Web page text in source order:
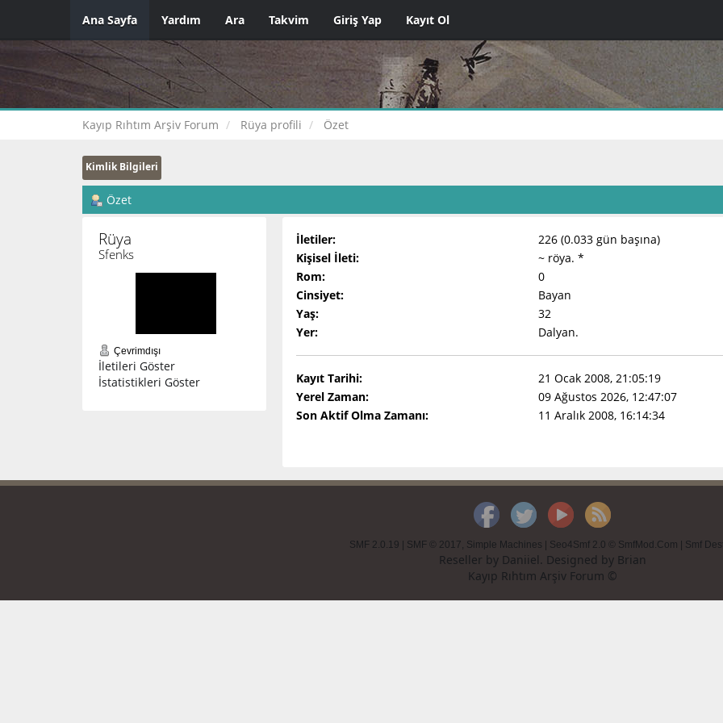
Ana Sayfa Yardım Ara Takvim Giriş Yap Kayıt Ol
Kayıp Rıhtım Arşiv Forum Rüya profili Özet
Kimlik Bilgileri
Özet
Rüya
Sfenks
Çevrimdışı
İletileri Göster
İstatistikleri Göster
İletiler:
226 (0.033 gün başına)
Kişisel İleti:
~ röya. *
Rom:
0
Cinsiyet:
Bayan
Yaş:
32
Yer:
Dalyan.
Kayıt Tarihi:
21 Ocak 2008, 21:05:19
Yerel Zaman:
09 Ağustos 2026, 12:47:07
Son Aktif Olma Zamanı:
11 Aralık 2008, 16:14:34
SMF 2.0.19 | SMF © 2017 Simple Machines | Seo4Smf 2.0 © SmfMod.Com | Smf
Reseller by Daniiel. Designed by Brian
Kayıp Rıhtım Arşiv Forum ©